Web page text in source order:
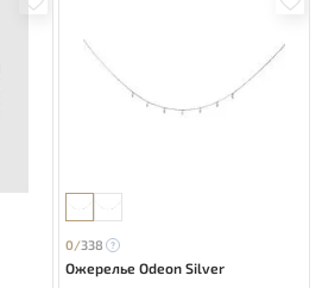
0/338
Ожерелье Odeon Silver